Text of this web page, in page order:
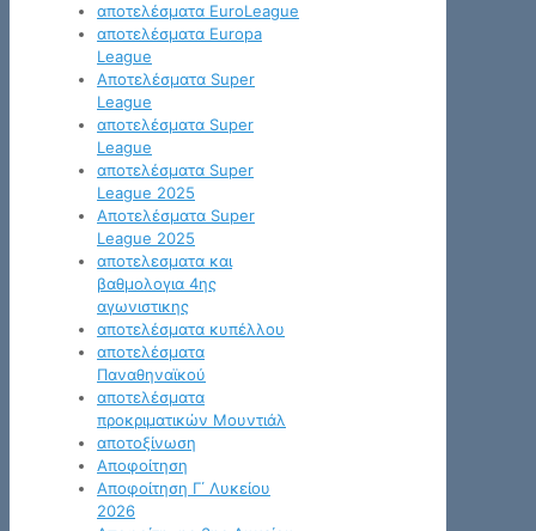
αποτελέσματα EuroLeague
αποτελέσματα Europa
League
Αποτελέσματα Super
League
αποτελέσματα Super
League
αποτελέσματα Super
League 2025
Αποτελέσματα Super
League 2025
αποτελεσματα και
βαθμολογια 4ης
αγωνιστικης
αποτελέσματα κυπέλλου
αποτελέσματα
Παναθηναϊκού
αποτελέσματα
προκριματικών Μουντιάλ
αποτοξίνωση
Αποφοίτηση
Αποφοίτηση Γ΄ Λυκείου
2026